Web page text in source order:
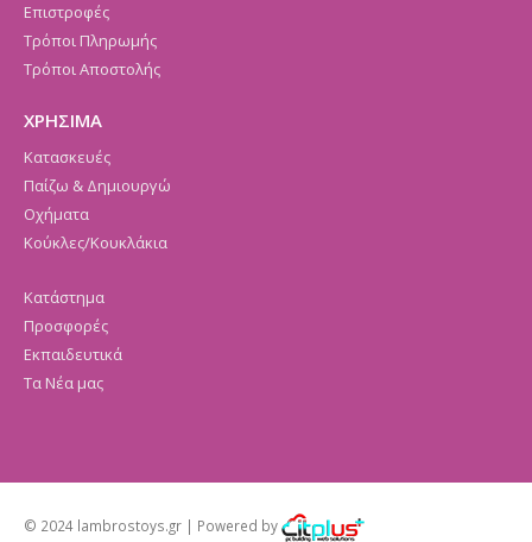
Επιστροφές
Τρόποι Πληρωμής
Τρόποι Αποστολής
ΧΡΗΣΙΜΑ
Κατασκευές
Παίζω & Δημιουργώ
Οχήματα
Κούκλες/Κουκλάκια
Κατάστημα
Προσφορές
Εκπαιδευτικά
Τα Νέα μας
© 2024 lambrostoys.gr | Powered by